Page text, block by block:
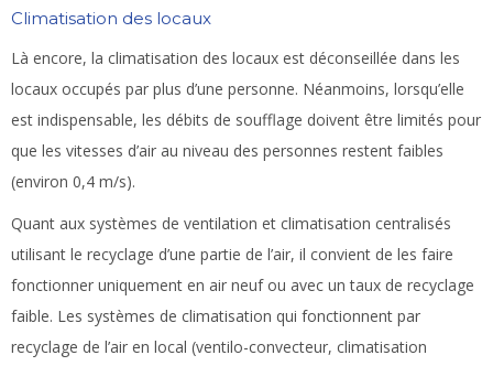
Climatisation des locaux
Là encore, la climatisation des locaux est déconseillée dans les
locaux occupés par plus d’une personne. Néanmoins, lorsqu’elle
est indispensable, les débits de soufflage doivent être limités pour
que les vitesses d’air au niveau des personnes restent faibles
(environ 0,4 m/s).
Quant aux systèmes de ventilation et climatisation centralisés
utilisant le recyclage d’une partie de l’air, il convient de les faire
fonctionner uniquement en air neuf ou avec un taux de recyclage
faible. Les systèmes de climatisation qui fonctionnent par
recyclage de l’air en local (ventilo-convecteur, climatisation